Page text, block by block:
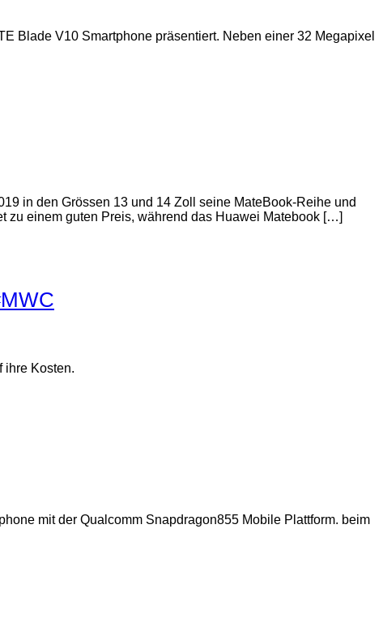
Blade V10 Smartphone präsentiert. Neben einer 32 Megapixel
in den Grössen 13 und 14 Zoll seine MateBook-Reihe und
zu einem guten Preis, während das Huawei Matebook […]
ihre Kosten.
mit der Qualcomm Snapdragon855 Mobile Plattform. beim